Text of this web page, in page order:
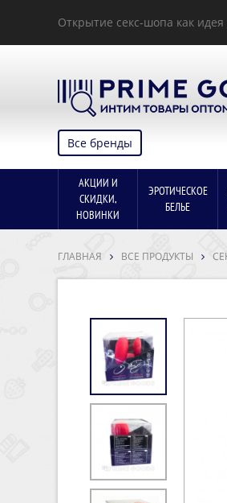
Открытие секс-шопа как идея
Все бренды
АКЦИИ И
СКИДКИ,
НОВИНКИ
ЭРОТИЧЕСКОЕ
БЕЛЬЕ
ГЛАВНАЯ ВСЕ ПРОДУКТЫ